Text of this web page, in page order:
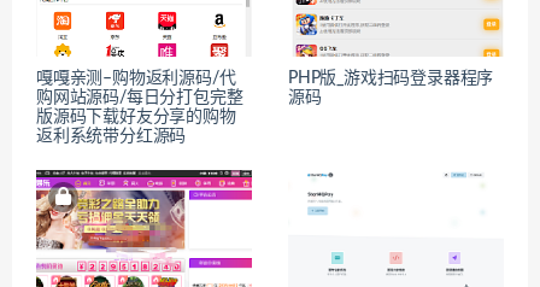
嘎嘎亲测–购物返利源码/代
购网站源码/每日分打包完整
版源码下载好友分享的购物
返利系统带分红源码
PHP版_游戏扫码登录器程序
源码